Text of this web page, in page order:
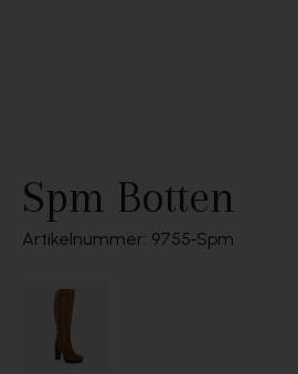
Spm Botten
Artikelnummer: 9755 Spm